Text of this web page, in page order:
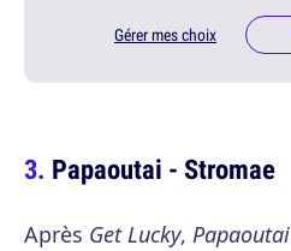
Gérer mes choix
Papaoutai - Stromae
Après Get Lucky, Papaoutai